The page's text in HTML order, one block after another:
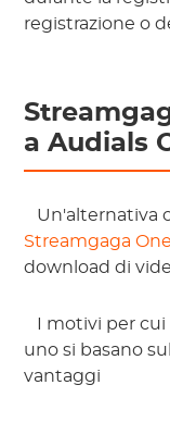
registrazione o
a Audials
Streamgaga One
download di
I motivi per
uno si basano
vantaggi